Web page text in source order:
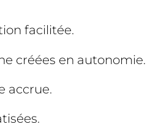
facilitée.
créées en autonomie.
accrue.